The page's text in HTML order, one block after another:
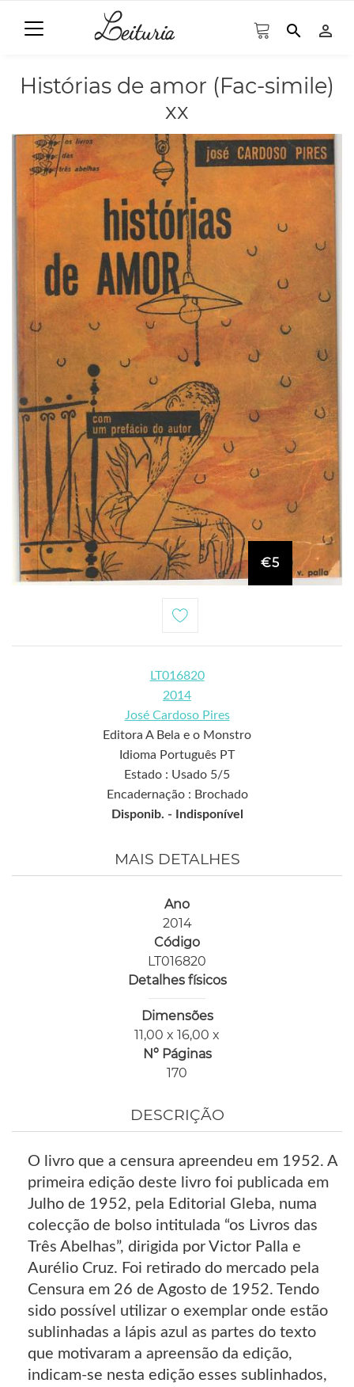
search person_outline
Histórias de amor (Fac-simile)
xx
€5
LT016820
2014
José Cardoso Pires
Editora A Bela e o Monstro
Idioma Português PT
Estado : Usado 5/5
Encadernação : Brochado
Disponib. -
Indisponível
MAIS DETALHES
Ano
2014
Código
LT016820
Detalhes físicos
Dimensões
11,00 x 16,00 x
Nº Páginas
170
DESCRIÇÃO
O livro que a censura apreendeu em 1952. A
primeira edição deste livro foi publicada em
Julho de 1952, pela Editorial Gleba, numa
colecção de bolso intitulada “os Livros das
Três Abelhas”, dirigida por Victor Palla e
Aurélio Cruz. Foi retirado do mercado pela
Censura em 26 de Agosto de 1952. Tendo
sido possível utilizar o exemplar onde estão
sublinhadas a lápis azul as partes do texto
que motivaram a apreensão da edição,
indicam-se nesta edição esses sublinhados,